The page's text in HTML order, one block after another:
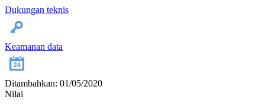
Dukungan teknis
Keamanan data
Ditambahkan: 01/05/2020
Nilai